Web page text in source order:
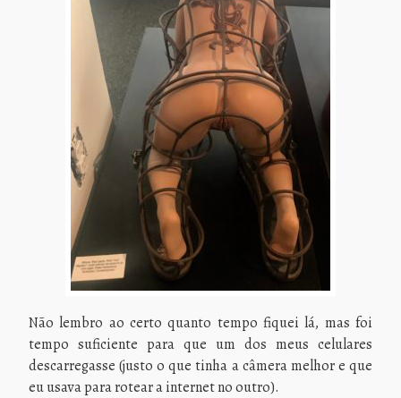
Não lembro ao certo quanto tempo fiquei lá, mas foi
tempo suficiente para que um dos meus celulares
descarregasse (justo o que tinha a câmera melhor e que
eu usava para rotear a internet no outro).